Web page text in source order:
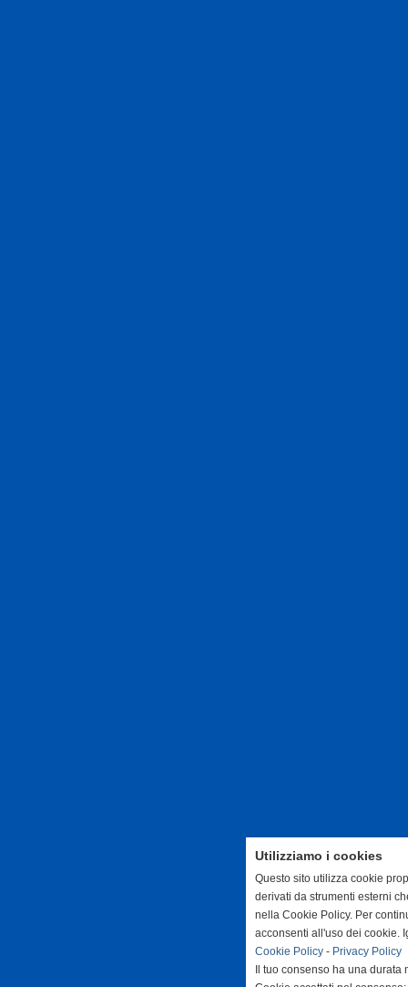
Utilizziamo i cookies
Questo sito utilizza cookie
derivati da strumenti esterni
nella Cookie Policy. Per
acconsenti all'uso dei cookie.
Cookie Policy - Privacy Policy
Il tuo consenso ha una durata